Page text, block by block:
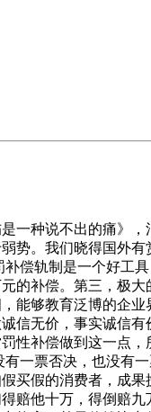
种说不出的痛》，
。我们晓得国外
偿轨制是一个好工
补偿。第三，极
够教育泛博的企
无价，事实诚信
补偿做到这一点
一票否决，也没有
假的消费者，成
他十万，得倒赔